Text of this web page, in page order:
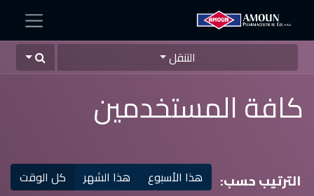
التنقل
كافة المستخدمين
الترتيب حسب: هذا الأسبوع هذا الشهر كل الوقت